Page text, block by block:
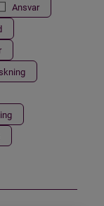
Ansvar